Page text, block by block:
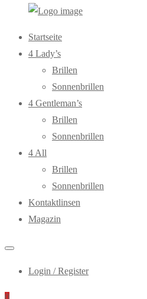
Primary
Menu
Startseite
4 Lady’s
Brillen
Sonnenbrillen
4 Gentleman’s
Brillen
Sonnenbrillen
4 All
Brillen
Sonnenbrillen
Kontaktlinsen
Magazin
Login / Register
0